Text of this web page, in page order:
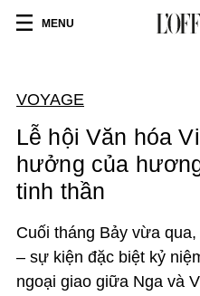
MENU
VOYAGE
Lễ hội Văn hóa
hưởng của
tinh thần
Cuối tháng Bảy vừa
– sự kiện đặc biệt kỷ
ngoại giao giữa Nga và